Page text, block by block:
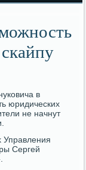
в
юридических
не начнут
Управления
Сергей